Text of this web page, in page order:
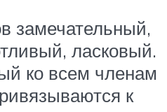
замечательный,
ласковый.
ко всем членам
к